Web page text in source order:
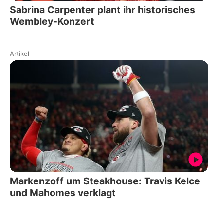
Sabrina Carpenter plant ihr historisches
Wembley-Konzert
Artikel -
Markenzoff um Steakhouse: Travis Kelce
und Mahomes verklagt